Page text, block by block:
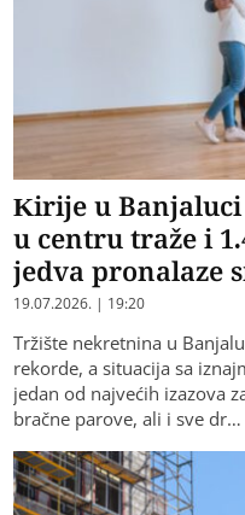
Kirije u Banjaluci
u centru traže i
jedva pronalaze
19.07.2026. | 19:20
Tržište nekretnina u
rekorde, a situacija sa
jedan od najvećih izazova
bračne parove, ali i sve dr…